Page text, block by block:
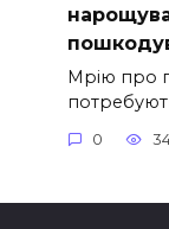
Мрію про
0